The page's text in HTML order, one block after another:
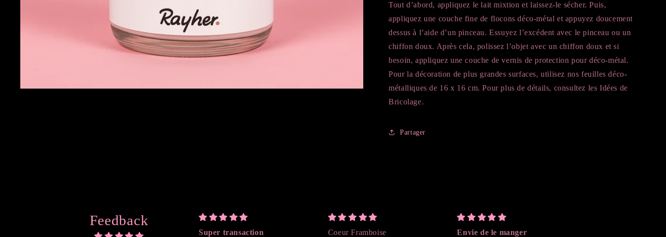
Tout d’abord, appliquez le lait mixtion et laissez-le sécher. Puis,
appliquez une couche fine de flocons déco-métal et appuyez doucement
dessus à l’aide d’un pinceau. Essuyez l’excédent avec le pinceau ou un
chiffon doux. Après cela, polissez l’objet avec un chiffon doux et si
besoin, appliquez une couche de vernis de protection pour déco-métal.
Pour la décoration de plus grandes surfaces, utilisez nos feuilles déco-
métalliques de 16 x 16 cm. Pour plus de détails, consultez les Idées de
Bricolage.
Partager
Feedback
Super transaction
Coeur Framboise
Envie de le manger